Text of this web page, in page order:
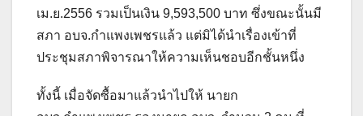
เม.ย.2556 รวมเป็นเงิน 9,593,500 บาท ซึ่งขณะนั้นมี
สภา อบจ.กำแพงเพชรแล้ว แต่มิได้นำเรื่องเข้าที่
ประชุมสภาพิจารณาให้ความเห็นชอบอีกชั้นหนึ่ง
ทั้งนี้ เมื่อจัดซื้อมาแล้วนำไปให้ นายก